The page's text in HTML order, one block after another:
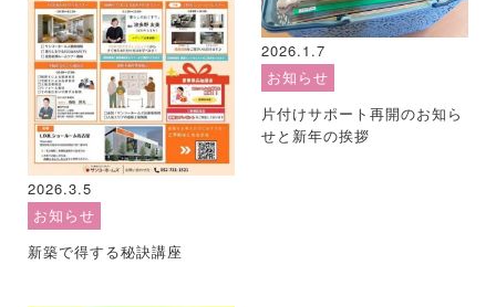
2026.3.5
お知らせ
新築で得する秘訣講座
2026.1.7
お知らせ
片付けサポート再開のお知ら
せと新年の挨拶